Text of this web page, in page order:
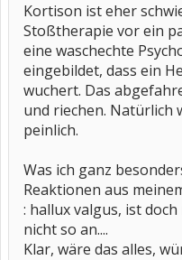
Kortison ist eher
Stoßtherapie vor ein
eine waschechte
eingebildet, dass ein
wuchert. Das
und riechen. Natürlich
peinlich.
Was ich ganz
Reaktionen aus
: hallux valgus, ist
nicht so an....
Klar, wäre das alles,